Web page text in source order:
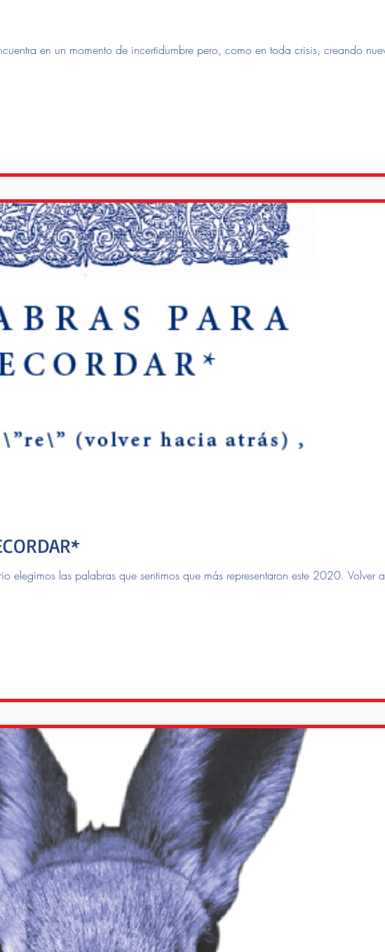
de incertidumbre pero, como en toda crisis, creando nuevos
elegimos las palabras que sentimos que más representaron este 2020. Volver a